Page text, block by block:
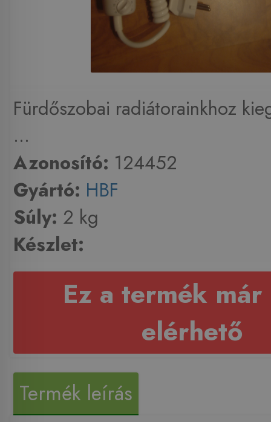
Fürdőszobai radiátorainkhoz
...
Azonosító: 124452
Gyártó: HBF
Súly: 2 kg
Készlet:
Ez a termék már
elérhető
Termék leírás